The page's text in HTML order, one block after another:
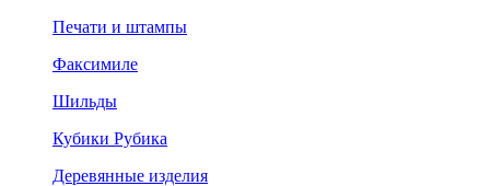
Печати и штампы
Факсимиле
Шильды
Кубики Рубика
Деревянные изделия